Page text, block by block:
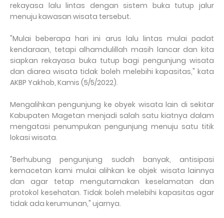
rekayasa lalu lintas dengan sistem buka tutup jalur
menuju kawasan wisata tersebut.
"Mulai beberapa hari ini arus lalu lintas mulai padat
kendaraan, tetapi alhamdulillah masih lancar dan kita
siapkan rekayasa buka tutup bagi pengunjung wisata
dan diarea wisata tidak boleh melebihi kapasitas," kata
AKBP Yakhob, Kamis (5/5/2022).
Mengalihkan pengunjung ke obyek wisata lain di sekitar
Kabupaten Magetan menjadi salah satu kiatnya dalam
mengatasi penumpukan pengunjung menuju satu titik
lokasi wisata.
"Berhubung pengunjung sudah banyak, antisipasi
kemacetan kami mulai alihkan ke objek wisata lainnya
dan agar tetap mengutamakan keselamatan dan
protokol kesehatan. Tidak boleh melebihi kapasitas agar
tidak ada kerumunan," ujarnya.